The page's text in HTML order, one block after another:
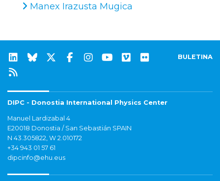
Manex Irazusta Mugica
BULETINA
DIPC - Donostia International Physics Center
Manuel Lardizabal 4
E20018 Donostia / San Sebastián SPAIN
N 43.305822, W 2.010172
+34 943 01 57 61
dipcinfo@ehu.eus